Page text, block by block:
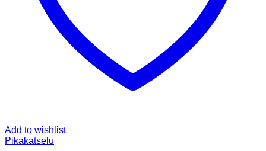
Add to wishlist
Pikakatselu